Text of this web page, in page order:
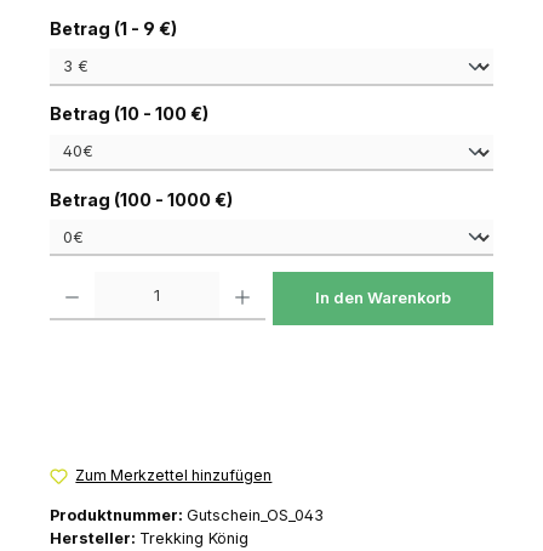
Betrag (1 - 9 €)auswählen
Betrag (10 - 100 €)auswählen
Betrag (100 - 1000 €)auswählen
In den Warenkorb
Zum Merkzettel hinzufügen
Produktnummer: Gutschein_OS_043
Hersteller: Trekking König